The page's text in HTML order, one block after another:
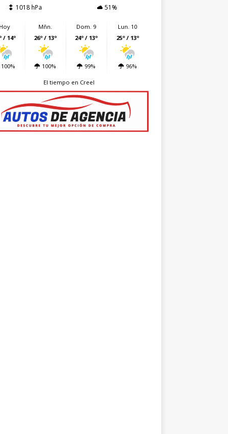
1018 hPa
51%
Hoy
/ 14º
100%
Mñn.
26º / 13º
100%
Dom. 9
24º / 13º
99%
Lun. 10
25º / 13º
96%
El tiempo en Creel